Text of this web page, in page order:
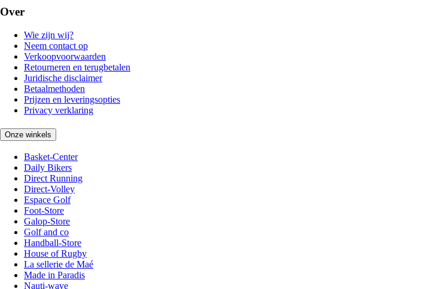
Over
Wie zijn wij?
Neem contact op
Verkoopvoorwaarden
Retourneren en terugbetalen
Juridische disclaimer
Betaalmethoden
Prijzen en leveringsopties
Privacy verklaring
Onze winkels
Basket-Center
Daily Bikers
Direct Running
Direct-Volley
Espace Golf
Foot-Store
Galop-Store
Golf and co
Handball-Store
House of Rugby
La sellerie de Maé
Made in Paradis
Nauti-wave